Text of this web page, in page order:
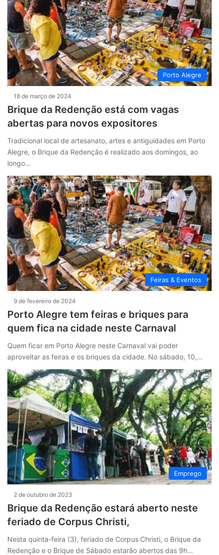
Porto Alegre
18 de março de 2024
Brique da Redenção está com vagas
abertas para novos expositores
Tradicional local de artesanato, artes e antiguidades em Porto
Alegre, o Brique da Redenção é realizado aos domingos, ao
longo…
Feiras & Eventos
9 de fevereiro de 2024
Porto Alegre tem feiras e briques para
quem fica na cidade neste Carnaval
Quem ficar em Porto Alegre neste Carnaval vai poder
aproveitar as feiras e os briques da cidade. No sábado, 10,…
Emprego
2 de outubro de 2023
Brique da Redenção estará aberto neste
feriado de Corpus Christi,
Nesta quinta-feira (3), feriado de Corpus Christi, o Brique da
Redenção e o Brique de Sábado estarão abertos das 9h…